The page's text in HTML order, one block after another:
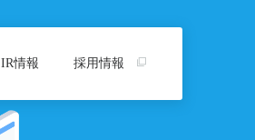
IR情報 採用情報